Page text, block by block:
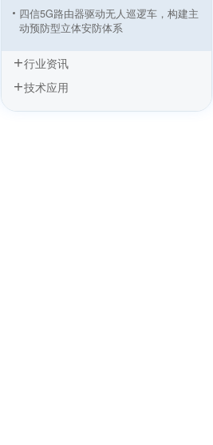
四信5G路由器驱动无人巡逻车，构建主
动预防型立体安防体系
环卫工人“遮风挡雨”
四信5G车载网关：筑牢应急车通信“生
行业资讯
技术应用